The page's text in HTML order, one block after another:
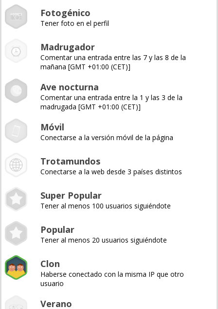
Fotogénico
Tener foto en el perfil
Madrugador
Comentar una entrada entre las 7 y las 8 de la
mañana [GMT +01:00 (CET)]
Ave nocturna
Comentar una entrada entre la 1 y las 3 de la
madrugada [GMT +01:00 (CET)]
Móvil
Conectarse a la versión móvil de la página
Trotamundos
Conectarse a la web desde 3 países distintos
Super Popular
Tener al menos 100 usuarios siguiéndote
Popular
Tener al menos 20 usuarios siguiéndote
Clon
Haberse conectado con la misma IP que otro
usuario
Verano